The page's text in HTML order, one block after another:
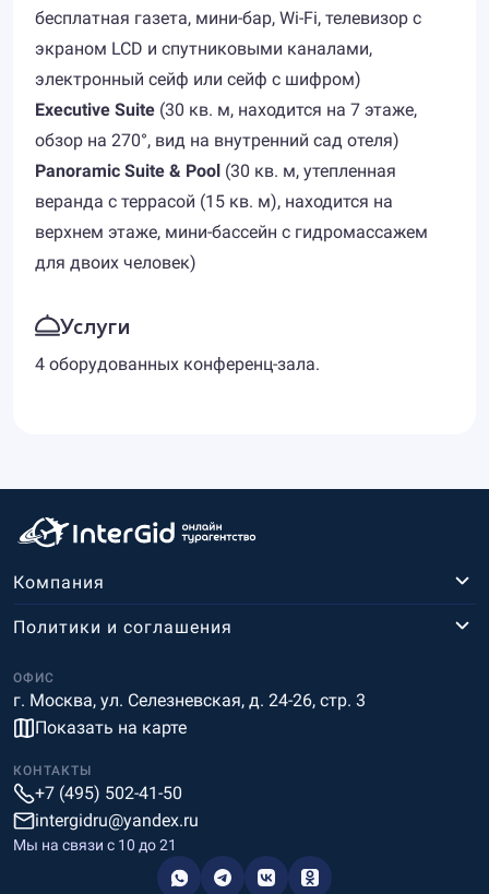
бесплатная газета, мини-бар, Wi-Fi, телевизор с
экраном LCD и спутниковыми каналами,
электронный сейф или сейф с шифром)
Executive Suite (30 кв. м, находится на 7 этаже,
обзор на 270°, вид на внутренний сад отеля)
Panoramic Suite & Pool (30 кв. м, утепленная
веранда с террасой (15 кв. м), находится на
верхнем этаже, мини-бассейн с гидромассажем
для двоих человек)
Услуги
4 оборудованных конференц-зала.
Компания
ОФИС
г. Москва, ул. Селезневская, д. 24-26, стр. 3
Показать на карте
Политики и соглашения
КОНТАКТЫ
+7 (495) 502-41-50
intergidru@yandex.ru
Мы на связи c 10 до 21